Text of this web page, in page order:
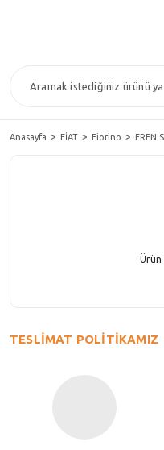
Anasayfa FİAT Fiorino FREN
Ürün
TESLİMAT POLİTİKAMIZ